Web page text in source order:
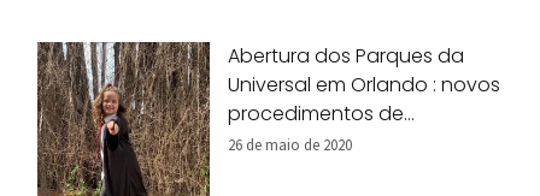
Abertura dos Parques da
Universal em Orlando : novos
procedimentos de
segurança
26 de maio de 2020